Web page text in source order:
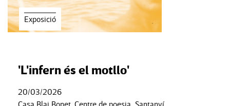
Exposició
'L'infern és el motllo'
20/03/2026